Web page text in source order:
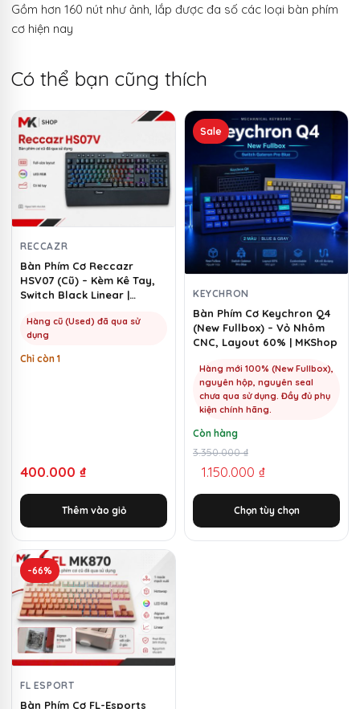
Gồm hơn 160 nút như ảnh, lắp được đa số các loại bàn phím
cơ hiện nay
Có thể bạn cũng thích
RECCAZR
Bàn Phím Cơ Reccazr
HSV07 (Cũ) – Kèm Kê Tay,
Switch Black Linear |
Hàng cũ (Used) đã qua sử
dụng
Chỉ còn 1
400.000 ₫
Thêm vào giỏ
Sale
KEYCHRON
Bàn Phím Cơ Keychron Q4
(New Fullbox) – Vỏ Nhôm
CNC, Layout 60% | MKShop
Hàng mới 100% (New Fullbox),
nguyên hộp, nguyên seal
chưa qua sử dụng. Đầy đủ phụ
kiện chính hãng.
Còn hàng
3.350.000₫
Giá
gốc
là:
3.350.000 ₫.
1.150.000 ₫
Giá
hiện
tại
là:
1.150.000 ₫.
Chọn tùy chọn
Sản
phẩm
có
nhiều
biến
thể.
Các
tùy
chọn
có
thể
được
chọn
trên
trang
sản
phẩm
-66%
FL ESPORT
Bàn Phím Cơ FL-Esports